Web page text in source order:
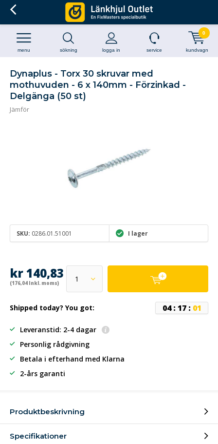
sökning logga in
menu service kundvagn
0
Dynaplus - Torx 30 skruvar med
mothuvuden - 6 x 140mm - Förzinkad -
Delgänga (50 st)
Jämför
SKU: 0286.01.51001 I lager
kr 140,83
(176,04 Inkl. moms)
Shipped today? You got: 04: 17: 01
Leveranstid: 2-4 dagar
Personlig rådgivning
Betala i efterhand med Klarna
2-års garanti
Produktbeskrivning
Specifikationer